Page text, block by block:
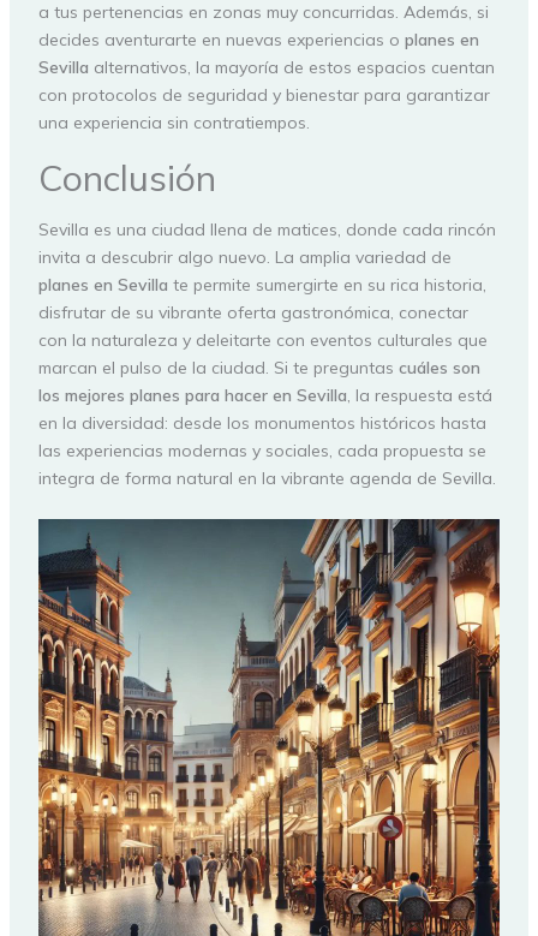
a tus pertenencias en zonas muy concurridas. Además, si
decides aventurarte en nuevas experiencias o planes en
Sevilla alternativos, la mayoría de estos espacios cuentan
con protocolos de seguridad y bienestar para garantizar
una experiencia sin contratiempos.
Conclusión
Sevilla es una ciudad llena de matices, donde cada rincón
invita a descubrir algo nuevo. La amplia variedad de
planes en Sevilla te permite sumergirte en su rica historia,
disfrutar de su vibrante oferta gastronómica, conectar
con la naturaleza y deleitarte con eventos culturales que
marcan el pulso de la ciudad. Si te preguntas cuáles son
los mejores planes para hacer en Sevilla, la respuesta está
en la diversidad: desde los monumentos históricos hasta
las experiencias modernas y sociales, cada propuesta se
integra de forma natural en la vibrante agenda de Sevilla.